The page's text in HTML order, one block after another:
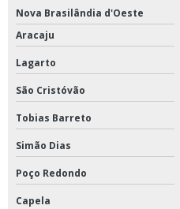
Nova Brasilândia d'Oeste
Aracaju
Lagarto
São Cristóvão
Tobias Barreto
Simão Dias
Poço Redondo
Capela